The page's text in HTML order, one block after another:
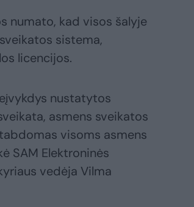
numato, kad visos šalyje
sistema,
licencijos.
nustatytos
asmens sveikatos
visoms asmens
SAM Elektroninės
vedėja Vilma